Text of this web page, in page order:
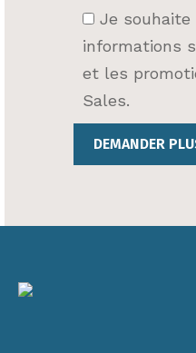
Je souhaite
informations
et les
Sales.